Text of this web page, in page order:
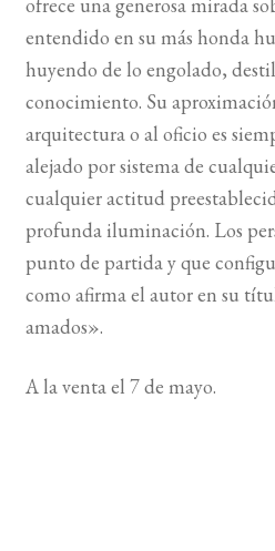
entendido en su más honda
huyendo de lo engolado,
conocimiento. Su
arquitectura o al oficio es
alejado por sistema de
cualquier actitud
profunda iluminación. Los
punto de partida y que
como afirma el autor en su
amados».
A la venta el 7 de mayo.